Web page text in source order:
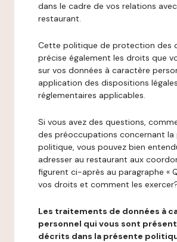
dans le cadre de vos relations
restaurant.
Cette politique de protection des
précise également les droits que
sur vos données à caractère
application des dispositions
réglementaires applicables.
Si vous avez des questions,
des préoccupations concernant la
politique, vous pouvez bien
adresser au restaurant aux
figurent ci-après au paragraphe «
vos droits et comment les
Les traitements de données à
personnel qui vous sont
décrits dans la présente